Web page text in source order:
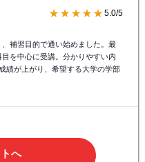
★★★★★ 5.0/5
補習目的で通い始めました。最
を中心に受講。分かりやすい内
績が上がり、希望する大学の学部
へ